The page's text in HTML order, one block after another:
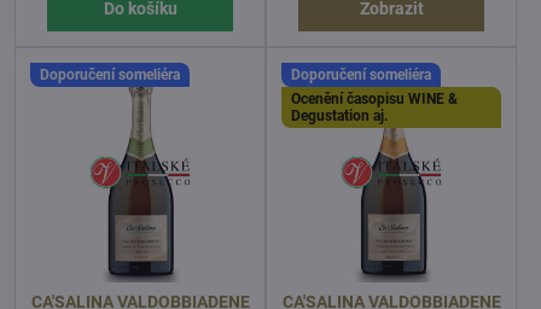
Do košíku Zobrazit
Doporučení someliéra
CA'SALINA VALDOBBIADENE
Doporučení someliéra
Ocenění časopisu WINE &
Degustation aj.
CA'SALINA VALDOBBIADENE